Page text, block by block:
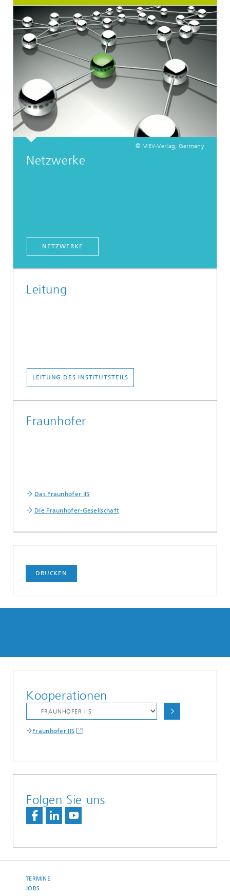
© MEV-Verlag, Germany
Netzwerke
NETZWERKE
Leitung
LEITUNG DES INSTITUTSTEILS
Fraunhofer
Das Fraunhofer IIS
Die Fraunhofer-Gesellschaft
DRUCKEN
Kooperationen
Fraunhofer IIS
Folgen Sie uns
TERMINE
JOBS